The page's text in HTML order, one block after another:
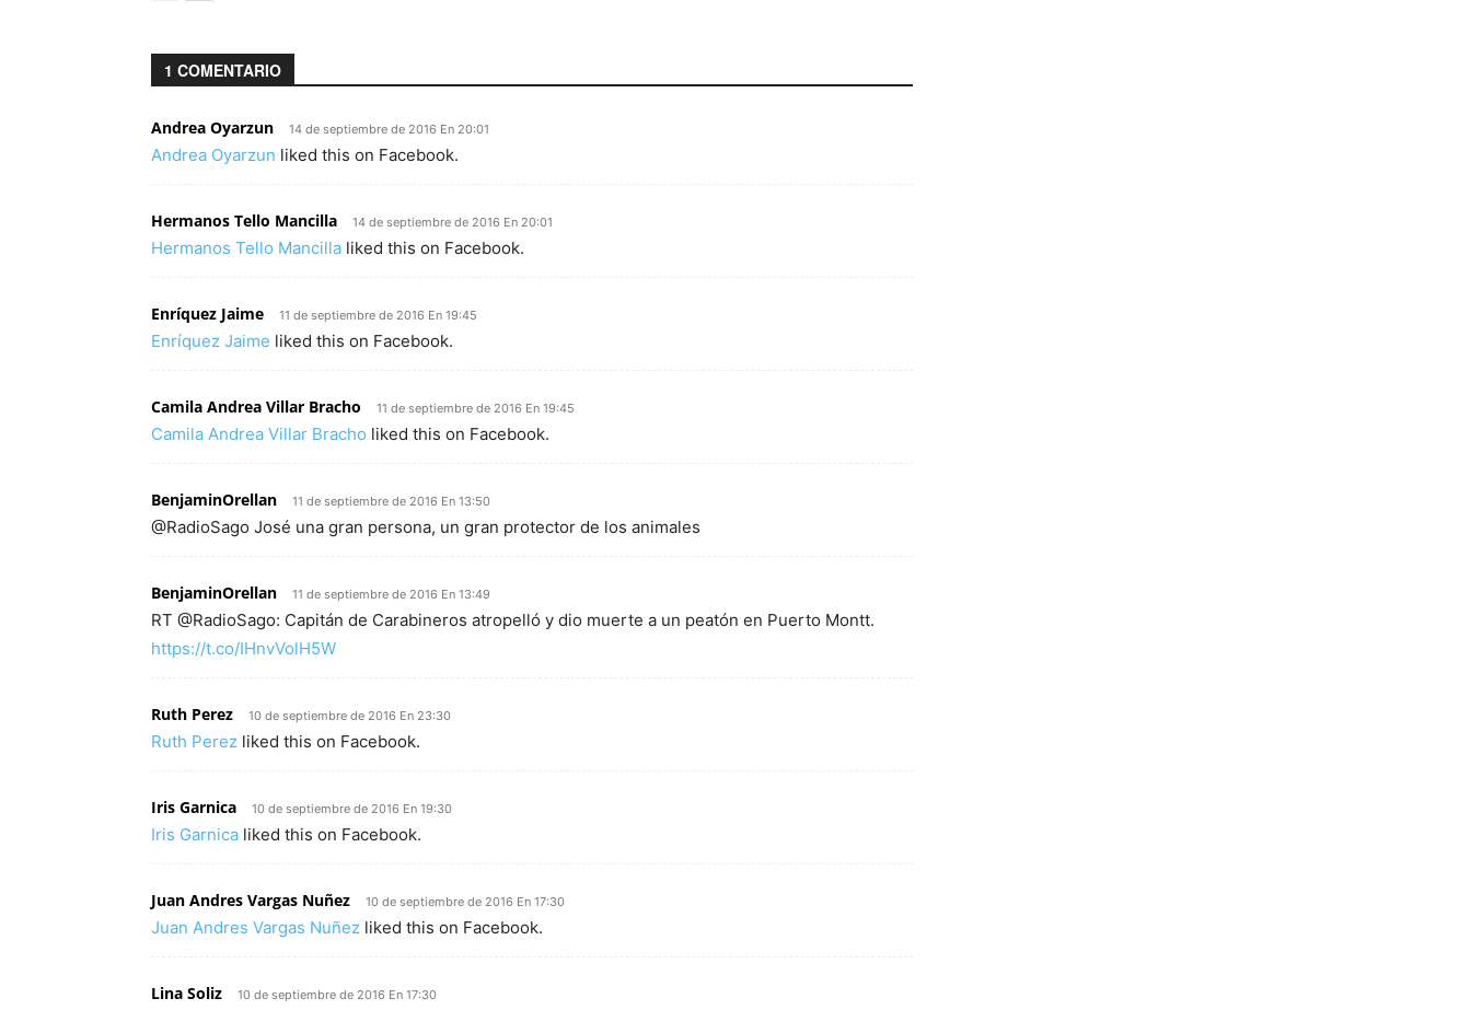
1 COMENTARIO
Andrea Oyarzun 14 de septiembre de 2016 En 20:01
Andrea Oyarzun liked this on Facebook.
Hermanos Tello Mancilla 14 de septiembre de 2016 En 20:01
Hermanos Tello Mancilla liked this on Facebook.
Enríquez Jaime 11 de septiembre de 2016 En 19:45
Enríquez Jaime liked this on Facebook.
Camila Andrea Villar Bracho 11 de septiembre de 2016 En 19:45
Camila Andrea Villar Bracho liked this on Facebook.
BenjaminOrellan 11 de septiembre de 2016 En 13:50
@RadioSago José una gran persona, un gran protector de los animales
BenjaminOrellan 11 de septiembre de 2016 En 13:49
RT @RadioSago: Capitán de Carabineros atropelló y dio muerte a un peatón en Puerto Montt.
https://t.co/IHnvVolH5W
Ruth Perez 10 de septiembre de 2016 En 23:30
Ruth Perez liked this on Facebook.
Iris Garnica 10 de septiembre de 2016 En 19:30
Iris Garnica liked this on Facebook.
Juan Andres Vargas Nuñez 10 de septiembre de 2016 En 17:30
Juan Andres Vargas Nuñez liked this on Facebook.
Lina Soliz 10 de septiembre de 2016 En 17:30